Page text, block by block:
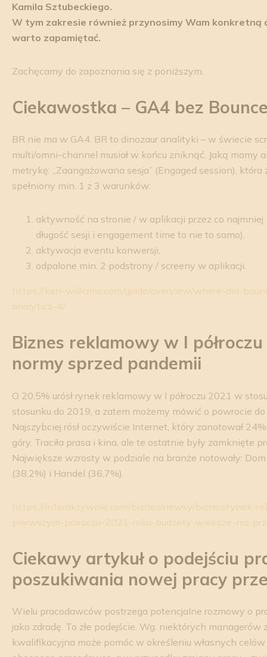
Kamila Sztubeckiego.
W tym zakresie również przynosimy Wam konkretną
warto zapamiętać.
Zachęcamy do zapoznania się z poniższym.
Ciekawostka – GA4 bez
BR nie ma w GA4. BR to dinozaur analityki – w świecie
multi/omni-channel musiał w końcu zniknąć. Jaką mamy
metrykę: „Zaangażowana sesja” (Engaged session),
spełniony min. 1 z 3 warunków:
aktywność na stronie / w aplikacji przez co najmniej
długość sesji i engagement time to nie to samo),
aktywacja eventu konwersji,
odpalone min. 2 podstrony / screeny w aplikacji.
https://ken-williams.com/guide/overview/where-did-
analytics-4/
Biznes reklamowy w I
normy sprzed pandemii
O 20,5% urósł rynek reklamowy w I półroczu 2021 w
stosunku do 2019, a zatem możemy mówić o powrocie
Najszybciej rósł oczywiście Internet, który zanotował
góry. Traciła prasa i kina, ale te ostatnie były zamknięte
Największe wzrosty w podziale na branże notowały:
(38,2%) i Handel (36,7%).
https://interaktywnie.com/biznes/newsy/biznes/rynek-
pierwszym-polroczu-2021-roku-budzety-wieksze-niz-
Ciekawy artykuł o podejściu
poszukiwania nowej pracy
Wielu pracodawców postrzega potencjalne rozmowy o
jako zdradę. To złe podejście. Wg. niektórych
kwalifikacyjna może pomóc w określeniu własnych